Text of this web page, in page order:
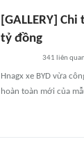
[GALLERY]
tỷ đồng
341 liên quan
Hnagx xe BYD vừa
hoàn toàn mới của